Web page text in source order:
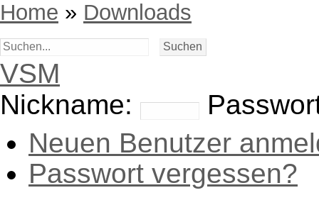
Home » Downloads
VSM
Nickname:
Neuen Benutzer
Passwort vergessen?